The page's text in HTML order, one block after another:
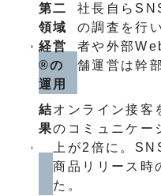
第二
領域
経営
®の
運用
社長自ら
の調査を行
者や外部
舗運営は幹
結
果
オンライン接客
のコミュニケー
上が2倍に。
商品リリース時
た。